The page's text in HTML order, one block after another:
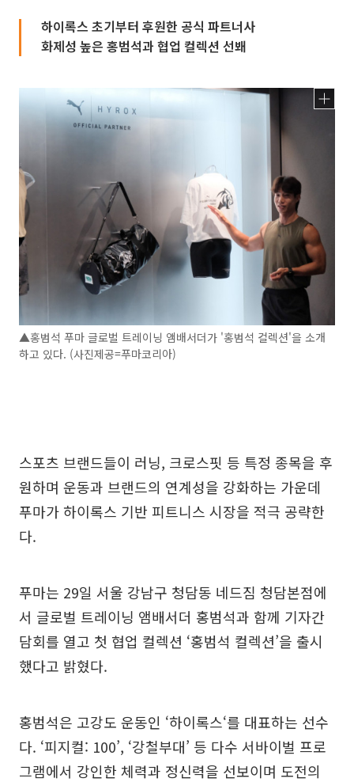
하이록스 초기부터 후원한 공식 파트너사
화제성 높은 홍범석과 협업 컬렉션 선봬
▲홍범석 푸마 글로벌 트레이닝 앰배서더가 '홍범석 컬렉션'을 소개
하고 있다. (사진제공=푸마코리아)
스포츠 브랜드들이 러닝, 크로스핏 등 특정 종목을 후
원하며 운동과 브랜드의 연계성을 강화하는 가운데
푸마가 하이록스 기반 피트니스 시장을 적극 공략한
다.
푸마는 29일 서울 강남구 청담동 네드짐 청담본점에
서 글로벌 트레이닝 앰배서더 홍범석과 함께 기자간
담회를 열고 첫 협업 컬렉션 ‘홍범석 컬렉션’을 출시
했다고 밝혔다.
홍범석은 고강도 운동인 ‘하이록스‘를 대표하는 선수
다. ‘피지컬: 100’, ‘강철부대’ 등 다수 서바이벌 프로
그램에서 강인한 체력과 정신력을 선보이며 도전의